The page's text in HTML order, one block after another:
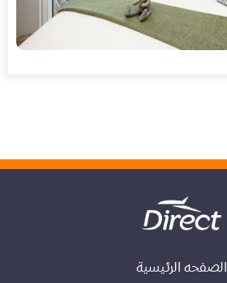
الصفحه الرئيسية